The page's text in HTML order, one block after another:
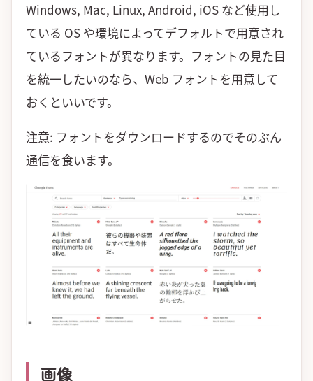
Windows, Mac, Linux, Android, iOS など使用し
ている OS や環境によってデフォルトで用意され
ているフォントが異なります。フォントの見た目
を統一したいのなら、Web フォントを用意して
おくといいです。
注意: フォントをダウンロードするのでそのぶん
通信を食います。
画像